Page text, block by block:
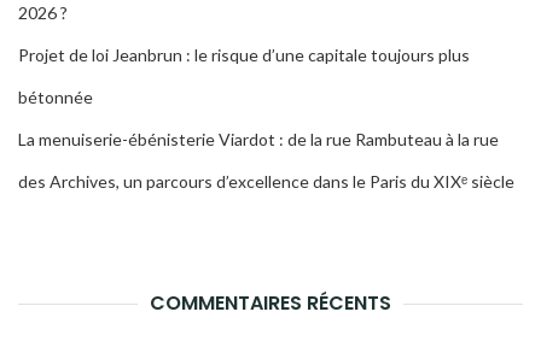
2026 ?
Projet de loi Jeanbrun : le risque d’une capitale toujours plus
bétonnée
La menuiserie-ébénisterie Viardot : de la rue Rambuteau à la rue
des Archives, un parcours d’excellence dans le Paris du XIXᵉ siècle
COMMENTAIRES RÉCENTS